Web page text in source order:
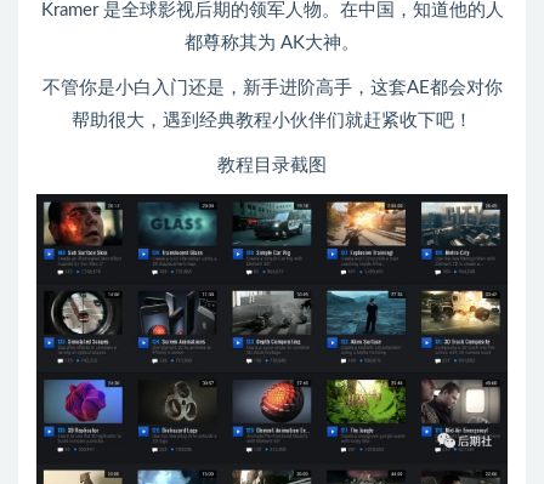
Kramer 是全球影视后期的领军人物。在中国，知道他的人
都尊称其为 AK大神。
不管你是小白入门还是，新手进阶高手，这套AE都会对你
帮助很大，遇到经典教程小伙伴们就赶紧收下吧！
教程目录截图